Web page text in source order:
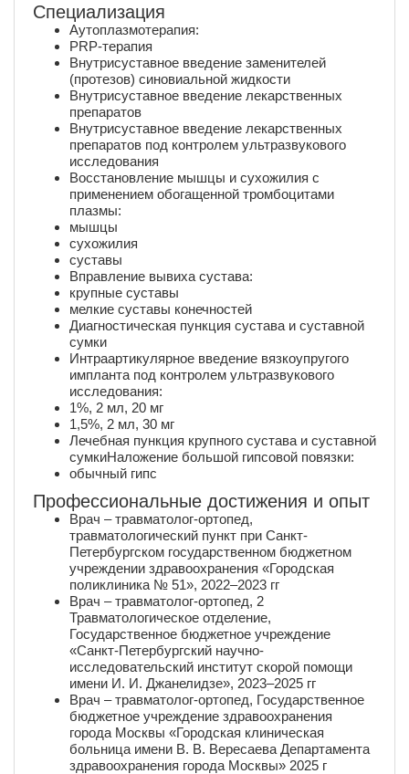
Специализация
Аутоплазмотерапия:
PRP-терапия
Внутрисуставное введение заменителей
(протезов) синовиальной жидкости
Внутрисуставное введение лекарственных
препаратов
Внутрисуставное введение лекарственных
препаратов под контролем ультразвукового
исследования
Восстановление мышцы и сухожилия с
применением обогащенной тромбоцитами
плазмы:
мышцы
сухожилия
суставы
Вправление вывиха сустава:
крупные суставы
мелкие суставы конечностей
Диагностическая пункция сустава и суставной
сумки
Интраартикулярное введение вязкоупругого
импланта под контролем ультразвукового
исследования:
1%, 2 мл, 20 мг
1,5%, 2 мл, 30 мг
Лечебная пункция крупного сустава и суставной
сумкиНаложение большой гипсовой повязки:
обычный гипс
Профессиональные достижения и опыт
Врач – травматолог-ортопед,
травматологический пункт при Санкт-
Петербургском государственном бюджетном
учреждении здравоохранения «Городская
поликлиника № 51», 2022–2023 гг
Врач – травматолог-ортопед, 2
Травматологическое отделение,
Государственное бюджетное учреждение
«Санкт-Петербургский научно-
исследовательский институт скорой помощи
имени И. И. Джанелидзе», 2023–2025 гг
Врач – травматолог-ортопед, Государственное
бюджетное учреждение здравоохранения
города Москвы «Городская клиническая
больница имени В. В. Вересаева Департамента
здравоохранения города Москвы» 2025 г